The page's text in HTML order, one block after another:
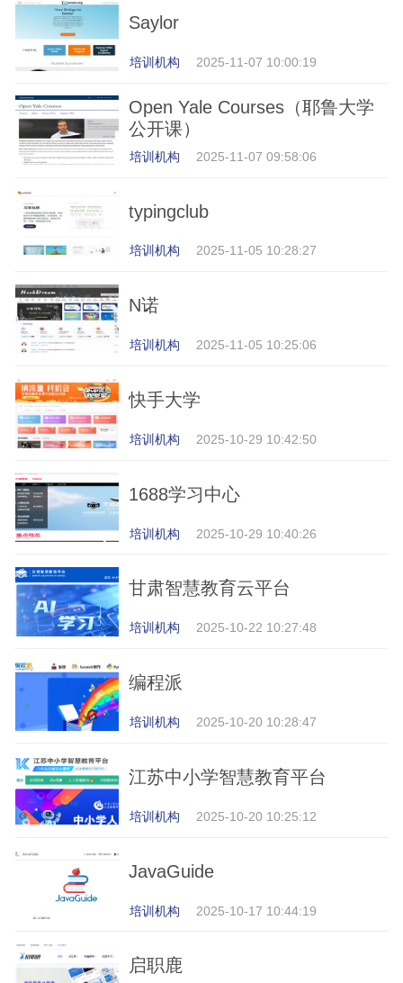
Saylor
培训机构 2025-11-07 10:00:19
Open Yale Courses（耶鲁大学
公开课）
培训机构 2025-11-07 09:58:06
typingclub
培训机构 2025-11-05 10:28:27
N诺
培训机构 2025-11-05 10:25:06
快手大学
培训机构 2025-10-29 10:42:50
1688学习中心
培训机构 2025-10-29 10:40:26
甘肃智慧教育云平台
培训机构 2025-10-22 10:27:48
编程派
培训机构 2025-10-20 10:28:47
江苏中小学智慧教育平台
培训机构 2025-10-20 10:25:12
JavaGuide
培训机构 2025-10-17 10:44:19
启职鹿